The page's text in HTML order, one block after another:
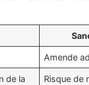
Amende
de la
Risque de